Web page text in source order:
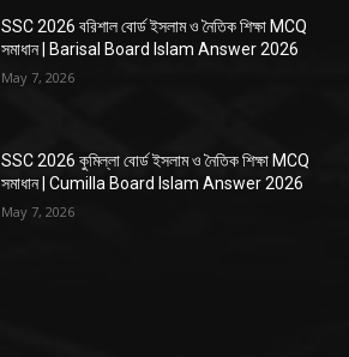
SSC 2026 বরিশাল বোর্ড ইসলাম ও নৈতিক শিক্ষা MCQ
সমাধান | Barisal Board Islam Answer 2026
May 7, 2026
SSC 2026 কুমিল্লা বোর্ড ইসলাম ও নৈতিক শিক্ষা MCQ
সমাধান | Cumilla Board Islam Answer 2026
May 7, 2026